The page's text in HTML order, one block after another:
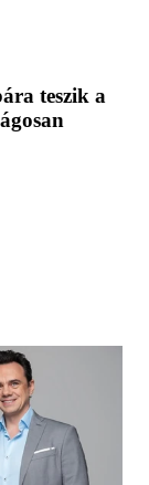
teszik a